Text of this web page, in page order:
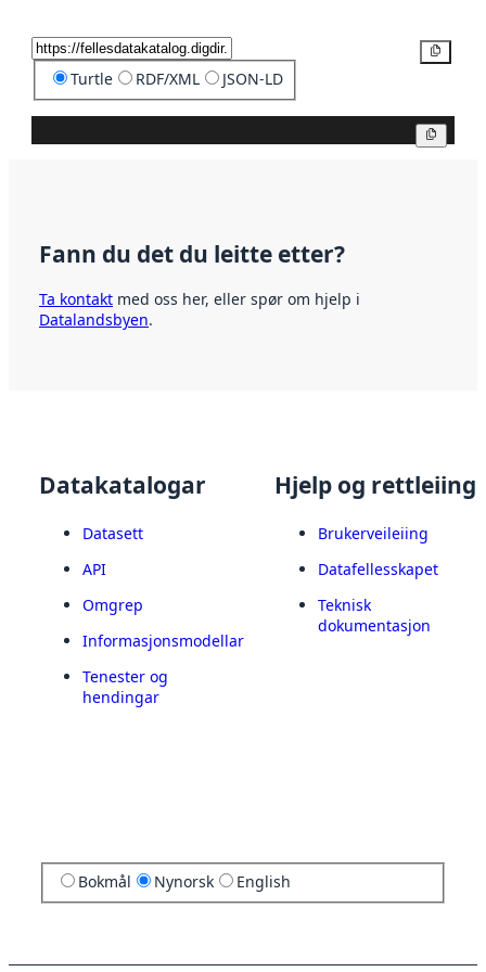
Turtle RDF/XML JSON-LD
Fann du det du leitte etter?
Ta kontakt med oss her, eller spør om hjelp i
Datalandsbyen.
Datakatalogar
Datasett
API
Omgrep
Informasjonsmodellar
Tenester og
hendingar
Hjelp og rettleiing
Brukerveileiing
Datafellesskapet
Teknisk
dokumentasjon
Bokmål Nynorsk English